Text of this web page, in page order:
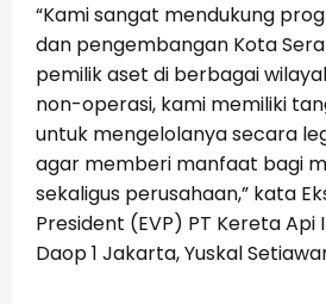
“Kami sangat mendukung
dan pengembangan Kota
pemilik aset di berbagai
non-operasi, kami memiliki
untuk mengelolanya secara
agar memberi manfaat bagi
sekaligus perusahaan,” kata
President (EVP) PT Kereta Api
Daop 1 Jakarta, Yuskal